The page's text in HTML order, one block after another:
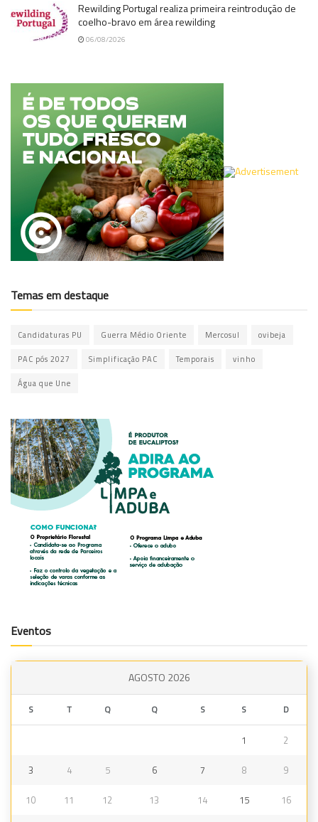
Rewilding Portugal realiza primeira reintrodução de
coelho-bravo em área rewilding
06/08/2026
Temas em destaque
Candidaturas PU Guerra Médio Oriente Mercosul ovibeja
PAC pós 2027 Simplificação PAC Temporais vinho
Água que Une
Eventos
AGOSTO 2026
S T Q Q S S D
1 2
3 4 5 6 7 8 9
10 11 12 13 14 15 16